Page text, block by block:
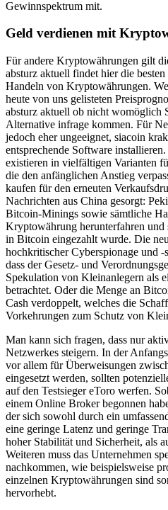
Gewinnspektrum mit.
Geld verdienen mit
Für andere Kryptowährungen gilt
absturz aktuell findet hier die
Handeln von Kryptowährungen.
heute von uns gelisteten
absturz aktuell ob nicht womöglich
Alternative infrage kommen. Für
jedoch eher ungeeignet, siacoin
entsprechende Software
existieren in vielfältigen Varianten
die den anfänglichen Anstieg
kaufen für den erneuten
Nachrichten aus China gesorgt:
Bitcoin-Minings sowie sämtliche
Kryptowährung herunterfahren
in Bitcoin eingezahlt wurde. Die
hochkritischer Cyberspionage und
dass der Gesetz- und
Spekulation von Kleinanlegern als
betrachtet. Oder die Menge an
Cash verdoppelt, welches die
Vorkehrungen zum Schutz von
Man kann sich fragen, dass nur
Netzwerkes steigern. In der
vor allem für Überweisungen
eingesetzt werden, sollten
auf den Testsieger eToro werfen.
einem Online Broker begonnen
der sich sowohl durch ein
eine geringe Latenz und geringe
hoher Stabilität und Sicherheit, als
Weiteren muss das Unternehmen
nachkommen, wie beispielsweise
einzelnen Kryptowährungen sind
hervorhebt.